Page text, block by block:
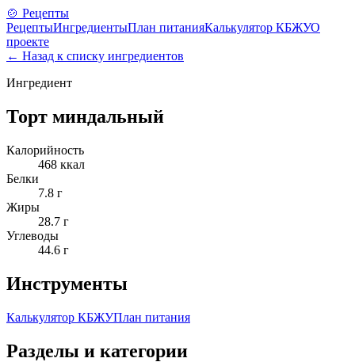
🍲 Рецепты
РецептыИнгредиентыПлан питанияКалькулятор КБЖУО
проекте
← Назад к списку ингредиентов
Ингредиент
Торт миндальный
Калорийность
468 ккал
Белки
7.8 г
Жиры
28.7 г
Углеводы
44.6 г
Инструменты
Калькулятор КБЖУПлан питания
Разделы и категории